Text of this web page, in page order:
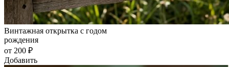
Винтажная открытка с годом
рождения
от 200 ₽
Добавить